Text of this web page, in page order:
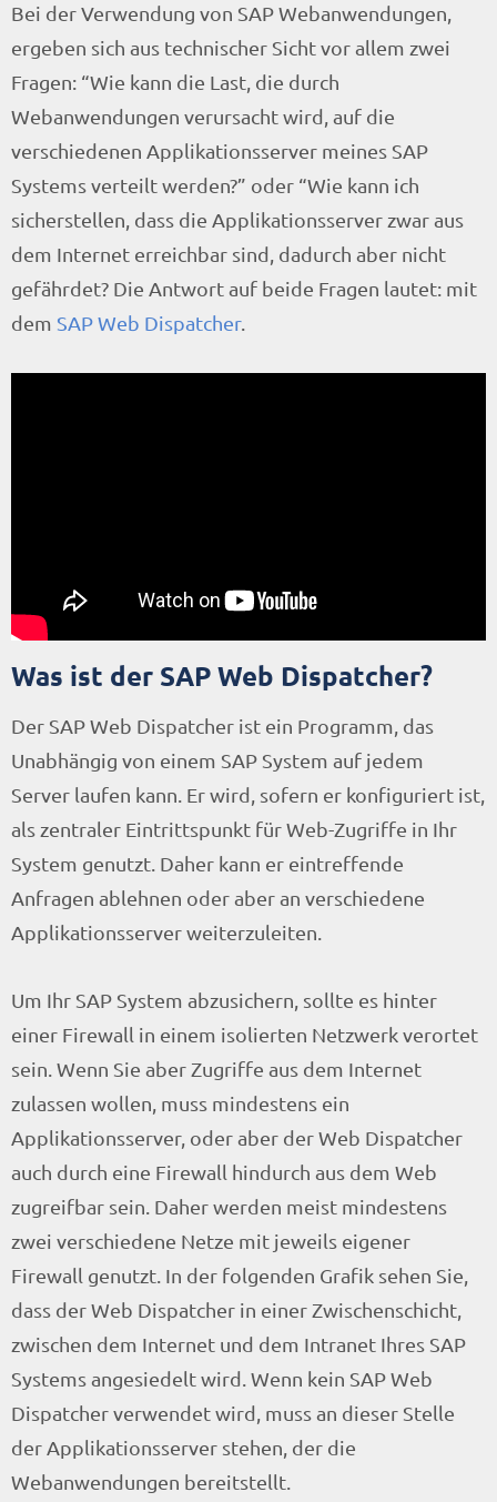
Bei der Verwendung von SAP Webanwendungen,
ergeben sich aus technischer Sicht vor allem zwei
Fragen: “Wie kann die Last, die durch
Webanwendungen verursacht wird, auf die
verschiedenen Applikationsserver meines SAP
Systems verteilt werden?” oder “Wie kann ich
sicherstellen, dass die Applikationsserver zwar aus
dem Internet erreichbar sind, dadurch aber nicht
gefährdet? Die Antwort auf beide Fragen lautet: mit
dem SAP Web Dispatcher.
Was ist der SAP Web Dispatcher?
Der SAP Web Dispatcher ist ein Programm, das
Unabhängig von einem SAP System auf jedem
Server laufen kann. Er wird, sofern er konfiguriert ist,
als zentraler Eintrittspunkt für Web-Zugriffe in Ihr
System genutzt. Daher kann er eintreffende
Anfragen ablehnen oder aber an verschiedene
Applikationsserver weiterzuleiten.
Um Ihr SAP System abzusichern, sollte es hinter
einer Firewall in einem isolierten Netzwerk verortet
sein. Wenn Sie aber Zugriffe aus dem Internet
zulassen wollen, muss mindestens ein
Applikationsserver, oder aber der Web Dispatcher
auch durch eine Firewall hindurch aus dem Web
zugreifbar sein. Daher werden meist mindestens
zwei verschiedene Netze mit jeweils eigener
Firewall genutzt. In der folgenden Grafik sehen Sie,
dass der Web Dispatcher in einer Zwischenschicht,
zwischen dem Internet und dem Intranet Ihres SAP
Systems angesiedelt wird. Wenn kein SAP Web
Dispatcher verwendet wird, muss an dieser Stelle
der Applikationsserver stehen, der die
Webanwendungen bereitstellt.